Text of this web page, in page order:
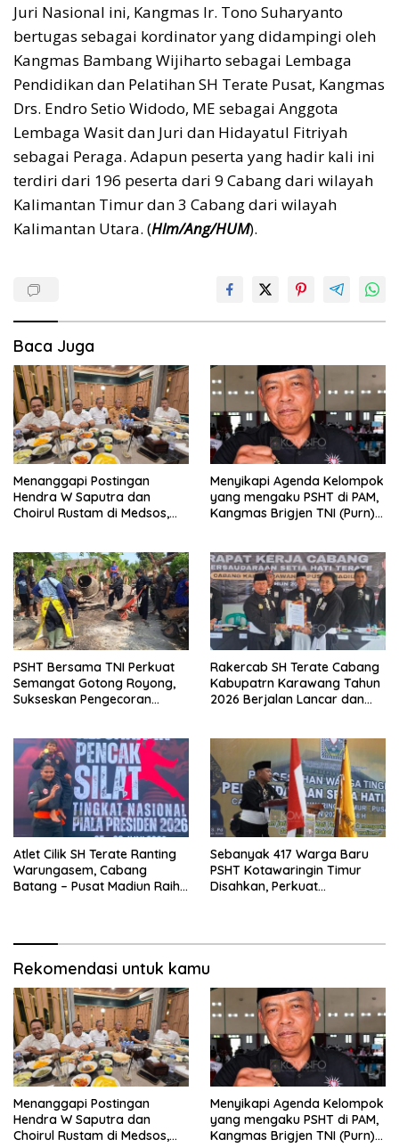
Juri Nasional ini, Kangmas Ir. Tono Suharyanto
bertugas sebagai kordinator yang didampingi oleh
Kangmas Bambang Wijiharto sebagai Lembaga
Pendidikan dan Pelatihan SH Terate Pusat, Kangmas
Drs. Endro Setio Widodo, ME sebagai Anggota
Lembaga Wasit dan Juri dan Hidayatul Fitriyah
sebagai Peraga. Adapun peserta yang hadir kali ini
terdiri dari 196 peserta dari 9 Cabang dari wilayah
Kalimantan Timur dan 3 Cabang dari wilayah
Kalimantan Utara. (Hlm/Ang/HUM).
Baca Juga
Menanggapi Postingan
Hendra W Saputra dan
Choirul Rustam di Medsos,
Menyikapi Agenda Kelompok
yang mengaku PSHT di PAM,
Kangmas Brigjen TNI (Purn)
PSHT Bersama TNI Perkuat
Semangat Gotong Royong,
Sukseskan Pengecoran
Rakercab SH Terate Cabang
Kabupatrn Karawang Tahun
2026 Berjalan Lancar dan
Atlet Cilik SH Terate Ranting
Warungasem, Cabang
Batang – Pusat Madiun Raih
Sebanyak 417 Warga Baru
PSHT Kotawaringin Timur
Disahkan, Perkuat
Rekomendasi untuk kamu
Menanggapi Postingan
Hendra W Saputra dan
Choirul Rustam di Medsos,
Menyikapi Agenda Kelompok
yang mengaku PSHT di PAM,
Kangmas Brigjen TNI (Purn)